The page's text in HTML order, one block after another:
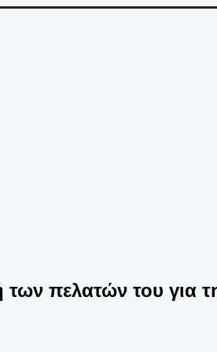
πελατών του για